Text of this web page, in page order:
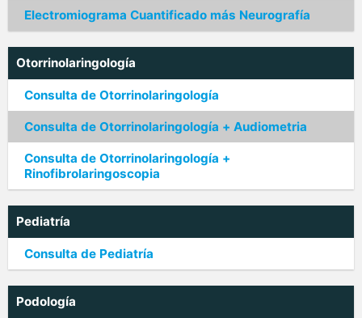
Electromiograma Cuantificado más Neurografía
Otorrinolaringología
Consulta de Otorrinolaringología
Consulta de Otorrinolaringología + Audiometria
Consulta de Otorrinolaringología +
Rinofibrolaringoscopia
Pediatría
Consulta de Pediatría
Podología